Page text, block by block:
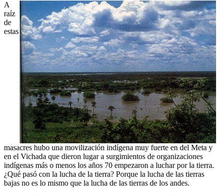
A
raíz
de
estas
masacres hubo una movilización indígena muy fuerte en del Meta y
en el Vichada que dieron lugar a surgimientos de organizaciones
indígenas más o menos los años 70 empezaron a luchar por la tierra.
¿Qué pasó con la lucha de la tierra? Porque la lucha de las tierras
bajas no es lo mismo que la lucha de las tierras de los andes.